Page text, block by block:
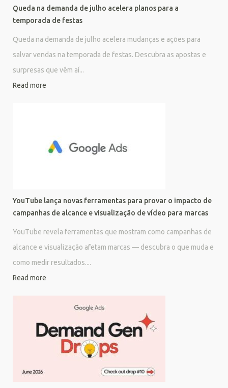
Queda na demanda de julho acelera planos para a
temporada de festas
Queda na demanda de julho acelera mudanças e ações para
salvar vendas na temporada de festas. Descubra as apostas e
surpresas que vêm aí...
Read more
YouTube lança novas ferramentas para provar o impacto de
campanhas de alcance e visualização de vídeo para marcas
YouTube revela ferramentas que mostram como campanhas de
alcance e visualização afetam marcas — descubra o que muda e
como medir resultados....
Read more